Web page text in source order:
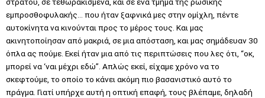
στρατού, σε τεθωρακισμένα, και σε ένα τμήμα της ρωσικής
εμπροσθοφυλακής… που ήταν ξαφνικά μες στην ομίχλη, πέντε
αυτοκίνητα να κινούνται προς το μέρος τους. Και μας
ακινητοποίησαν από μακριά, σε μια απόσταση, και μας σημάδευαν 30
όπλα ας πούμε. Εκεί ήταν μια από τις περιπτώσεις που λες ότι, “οκ,
μπορεί να ‘ναι μέχρι εδώ”. Απλώς εκεί, είχαμε χρόνο να το
σκεφτούμε, το οποίο το κάνει ακόμη πιο βασανιστικό αυτό το
πράγμα. Γιατί υπήρχε αυτή η οπτική επαφή, τους βλέπαμε, δηλαδή